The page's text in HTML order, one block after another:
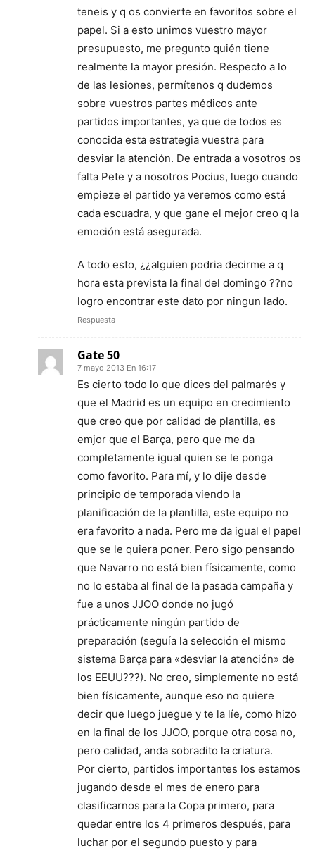
teneis y q os convierte en favoritos sobre el
papel. Si a esto unimos vuestro mayor
presupuesto, me pregunto quién tiene
realmente la mayor presión. Respecto a lo
de las lesiones, permítenos q dudemos
sobre vuestros partes médicos ante
partidos importantes, ya que de todos es
conocida esta estrategia vuestra para
desviar la atención. De entrada a vosotros os
falta Pete y a nosotros Pocius, luego cuando
empieze el partido ya veremos como está
cada escuadra, y que gane el mejor creo q la
emoción está asegurada.
A todo esto, ¿¿alguien podria decirme a q
hora esta prevista la final del domingo ??no
logro encontrar este dato por ningun lado.
Respuesta
Gate 50
7 mayo 2013 En 16:17
Es cierto todo lo que dices del palmarés y
que el Madrid es un equipo en crecimiento
que creo que por calidad de plantilla, es
emjor que el Barça, pero que me da
completamente igual quien se le ponga
como favorito. Para mí, y lo dije desde
principio de temporada viendo la
planificación de la plantilla, este equipo no
era favorito a nada. Pero me da igual el papel
que se le quiera poner. Pero sigo pensando
que Navarro no está bien físicamente, como
no lo estaba al final de la pasada campaña y
fue a unos JJOO donde no jugó
prácticamente ningún partido de
preparación (seguía la selección el mismo
sistema Barça para «desviar la atención» de
los EEUU???). No creo, simplemente no está
bien físicamente, aunque eso no quiere
decir que luego juegue y te la líe, como hizo
en la final de los JJOO, porque otra cosa no,
pero calidad, anda sobradito la criatura.
Por cierto, partidos importantes los estamos
jugando desde el mes de enero para
clasificarnos para la Copa primero, para
quedar entre los 4 primeros después, para
luchar por el segundo puesto y para